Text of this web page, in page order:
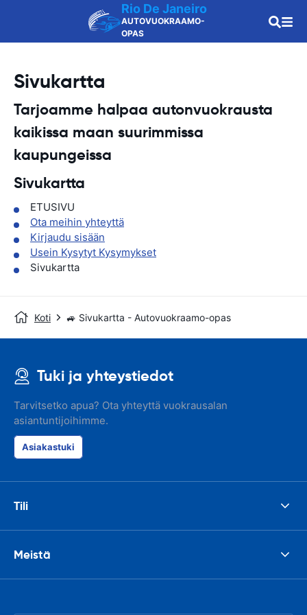
Rio De Janeiro
AUTOVUOKRAAMO-
OPAS
Sivukartta
Tarjoamme halpaa autonvuokrausta
kaikissa maan suurimmissa
kaupungeissa
Sivukartta
ETUSIVU
Ota meihin yhteyttä
Kirjaudu sisään
Usein Kysytyt Kysymykset
Sivukartta
Koti 🚙 Sivukartta - Autovuokraamo-opas
Tuki ja yhteystiedot
Tarvitsetko apua? Ota yhteyttä vuokrausalan
asiantuntijoihimme.
Asiakastuki
Tili
Meistä